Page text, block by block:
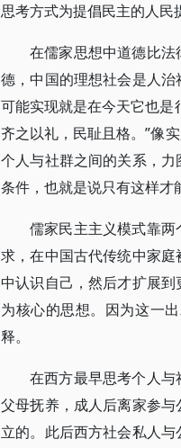
思考方式为提倡民主的人民
在儒家思想中道德比
德，中国的理想社会是人
可能实现就是在今天它也是
齐之以礼，民耻且格。”像
个人与社群之间的关系，
条件，也就是说只有这样才
儒家民主主义模式靠
求，在中国古代传统中家
中认识自己，然后才扩展
为核心的思想。因为这一
释。
在西方最早思考个人
父母抚养，成人后离家参
立的。此后西方社会私人